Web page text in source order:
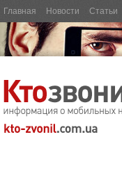
Главная Новости Статьи